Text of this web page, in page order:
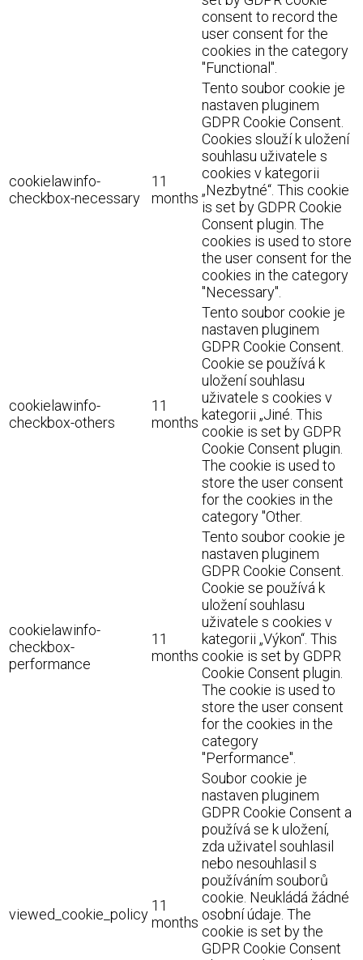
consent to record the
user consent for the
cookies in the category
"Functional".
cookielawinfo-
checkbox-necessary
11
months
Tento soubor cookie je
nastaven pluginem
GDPR Cookie Consent.
Cookies slouží k uložení
souhlasu uživatele s
cookies v kategorii
„Nezbytné“. This cookie
is set by GDPR Cookie
Consent plugin. The
cookies is used to store
the user consent for the
cookies in the category
"Necessary".
cookielawinfo-
checkbox-others
11
months
Tento soubor cookie je
nastaven pluginem
GDPR Cookie Consent.
Cookie se používá k
uložení souhlasu
uživatele s cookies v
kategorii „Jiné. This
cookie is set by GDPR
Cookie Consent plugin.
The cookie is used to
store the user consent
for the cookies in the
category "Other.
cookielawinfo-
checkbox-
performance
11
months
Tento soubor cookie je
nastaven pluginem
GDPR Cookie Consent.
Cookie se používá k
uložení souhlasu
uživatele s cookies v
kategorii „Výkon“. This
cookie is set by GDPR
Cookie Consent plugin.
The cookie is used to
store the user consent
for the cookies in the
category
"Performance".
viewed_cookie_policy
11
months
Soubor cookie je
nastaven pluginem
GDPR Cookie Consent a
používá se k uložení,
zda uživatel souhlasil
nebo nesouhlasil s
používáním souborů
cookie. Neukládá žádné
osobní údaje. The
cookie is set by the
GDPR Cookie Consent